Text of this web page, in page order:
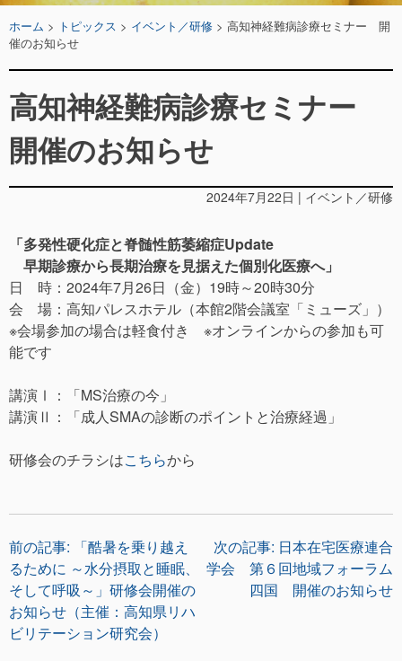
ホーム > トピックス > イベント／研修 > 高知神経難病診療セミナー 開
催のお知らせ
高知神経難病診療セミナー
開催のお知らせ
2024年7月22日 | イベント／研修
「多発性硬化症と脊髄性筋萎縮症Update
早期診療から長期治療を見据えた個別化医療へ」
日 時：2024年7月26日（金）19時～20時30分
会 場：高知パレスホテル（本館2階会議室「ミューズ」）
※会場参加の場合は軽食付き ※オンラインからの参加も可
能です
講演Ⅰ：「MS治療の今」
講演Ⅱ：「成人SMAの診断のポイントと治療経過」
研修会のチラシはこちらから
投
稿
ナ
前の記事:
「酷暑を乗り越え
るために ～水分摂取と睡眠、
そして呼吸～」研修会開催の
お知らせ（主催：高知県リハ
ビリテーション研究会）
次の記事: 日本在宅医療連合
学会 第６回地域フォーラム
四国 開催のお知らせ